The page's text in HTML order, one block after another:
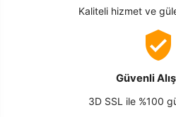
Kaliteli hizmet ve
Güvenli
3D SSL ile %100